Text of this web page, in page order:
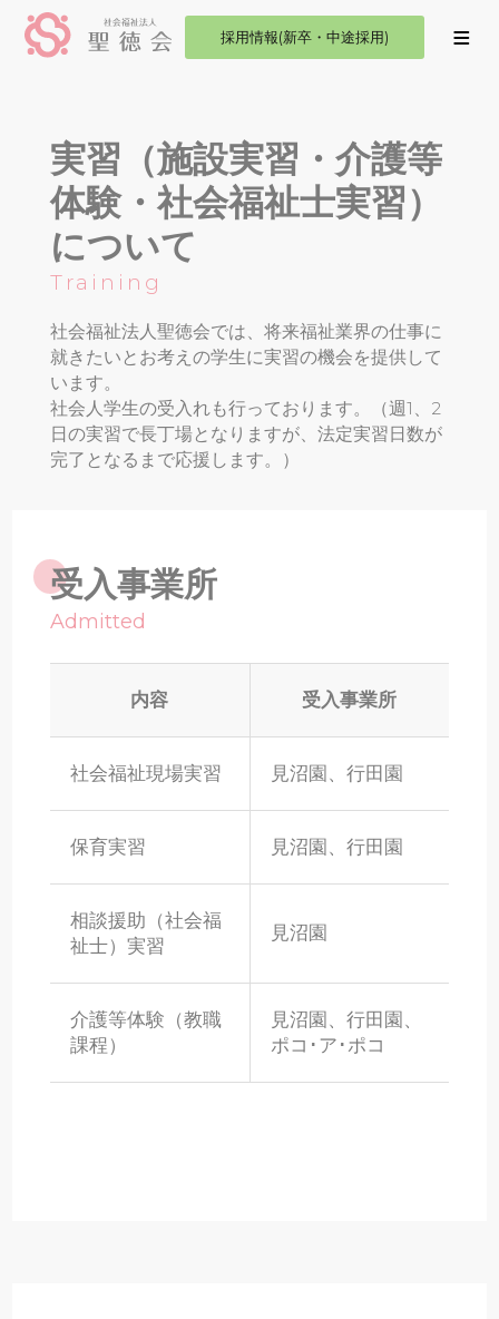
採用情報(新卒・中途採用)
実習（施設実習・介護等
体験・社会福祉士実習）
について
Training
社会福祉法人聖徳会では、将来福祉業界の仕事に
就きたいとお考えの学生に実習の機会を提供して
います。
社会人学生の受入れも行っております。（週1、2
日の実習で長丁場となりますが、法定実習日数が
完了となるまで応援します。）
受入事業所
Admitted
内容 受入事業所
社会福祉現場実習 見沼園、行田園
保育実習 見沼園、行田園
相談援助（社会福
祉士）実習
見沼園
介護等体験（教職
課程）
見沼園、行田園、
ポコ･ア･ポコ